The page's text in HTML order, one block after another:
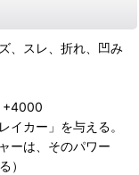
、スレ、折れ、凹み
+4000
イカー」を与える。
ーは、そのパワー
）